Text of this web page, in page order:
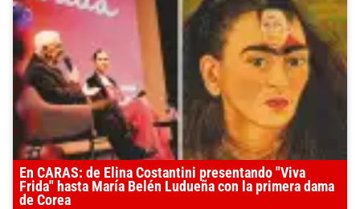
En CARAS: de Elina Costantini presentando "Viva
Frida" hasta María Belén Ludueña con la primera dama
de Corea